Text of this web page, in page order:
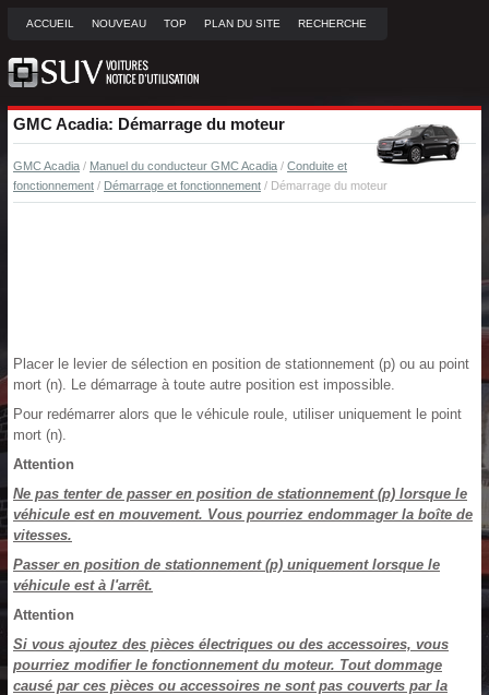
ACCUEIL NOUVEAU TOP PLAN DU SITE RECHERCHE
GMC Acadia: Démarrage du moteur
GMC Acadia / Manuel du conducteur GMC Acadia / Conduite et
fonctionnement / Démarrage et fonctionnement / Démarrage du moteur
Placer le levier de sélection en position de stationnement (p) ou au point
mort (n). Le démarrage à toute autre position est impossible.
Pour redémarrer alors que le véhicule roule, utiliser uniquement le point
mort (n).
Attention
Ne pas tenter de passer en position de stationnement (p) lorsque le
véhicule est en mouvement. Vous pourriez endommager la boîte de
vitesses.
Passer en position de stationnement (p) uniquement lorsque le
véhicule est à l'arrêt.
Attention
Si vous ajoutez des pièces électriques ou des accessoires, vous
pourriez modifier le fonctionnement du moteur. Tout dommage
causé par ces pièces ou accessoires ne sont pas couverts par la